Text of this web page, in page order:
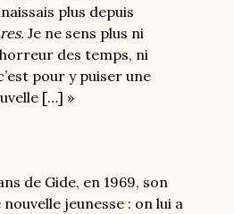
plus depuis
Je ne sens plus ni
des temps, ni
pour y puiser une
[…] »
de Gide, en 1969, son
jeunesse : on lui a